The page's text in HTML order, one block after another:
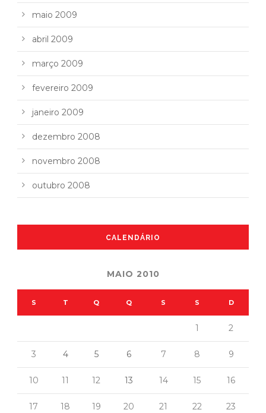
maio 2009
abril 2009
março 2009
fevereiro 2009
janeiro 2009
dezembro 2008
novembro 2008
outubro 2008
CALENDÁRIO
MAIO 2010
S T Q Q S S D
1 2
3 4 5 6 7 8 9
10 11 12 13 14 15 16
17 18 19 20 21 22 23